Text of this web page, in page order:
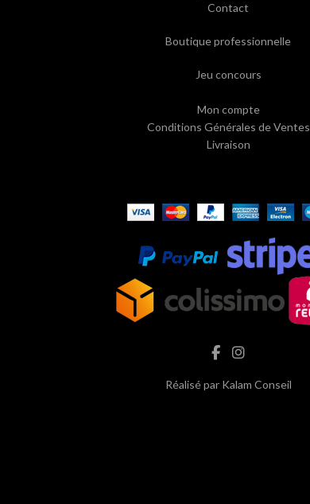
Contact
Boutique professionnelle
Jeu concours
Mon compte
Conditions Générales de Ventes
Livraison
Réalisé par Kalam Conseil